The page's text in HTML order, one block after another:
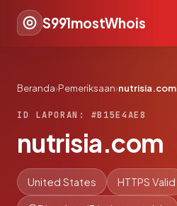
S991mostWhois
Beranda›Pemeriksaan›nutrisia.com
ID LAPORAN: #B15E4AE8
nutrisia.com
United States HTTPS Valid